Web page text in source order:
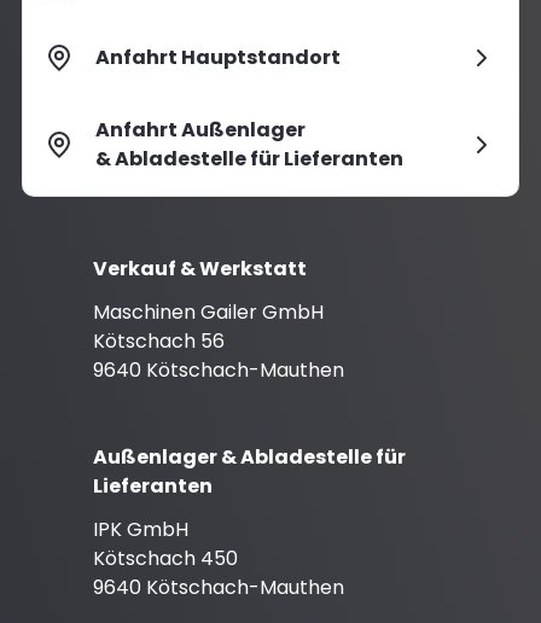
Anfahrt Hauptstandort
Anfahrt Außenlager
& Abladestelle für Lieferanten
Verkauf & Werkstatt
Maschinen Gailer GmbH
Kötschach 56
9640 Kötschach-Mauthen
Außenlager & Abladestelle für
Lieferanten
IPK GmbH
Kötschach 450
9640 Kötschach-Mauthen